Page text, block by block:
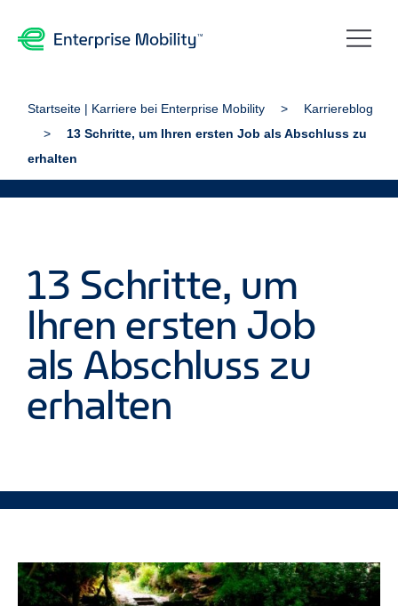
Startseite | Karriere bei Enterprise Mobility
Karriereblog
13 Schritte, um Ihren ersten Job als Abschluss zu
erhalten
13 Schritte, um
Ihren ersten Job
als Abschluss zu
erhalten